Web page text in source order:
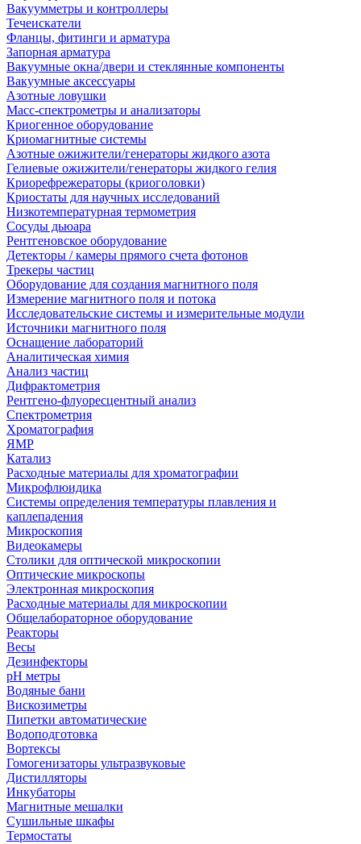
Вакуумметры и контроллеры
Течеискатели
Фланцы, фитинги и арматура
Запорная арматура
Вакуумные окна/двери и стеклянные компоненты
Вакуумные аксессуары
Азотные ловушки
Масс-спектрометры и анализаторы
Криогенное оборудование
Криомагнитные системы
Азотные ожижители/генераторы жидкого азота
Гелиевые ожижители/генераторы жидкого гелия
Криорефрежераторы (криоголовки)
Криостаты для научных исследований
Низкотемпературная термометрия
Сосуды дьюара
Рентгеновское оборудование
Детекторы / камеры прямого счета фотонов
Трекеры частиц
Оборудование для создания магнитного поля
Измерение магнитного поля и потока
Исследовательские системы и измерительные модули
Источники магнитного поля
Оснащение лабораторий
Аналитическая химия
Анализ частиц
Дифрактометрия
Рентгено-флуоресцентный анализ
Спектрометрия
Хроматография
ЯМР
Катализ
Расходные материалы для хроматографии
Микрофлюидика
Системы определения температуры плавления и
каплепадения
Микроскопия
Видеокамеры
Столики для оптической микроскопии
Оптические микроскопы
Электронная микроскопия
Расходные материалы для микроскопии
Общелабораторное оборудование
Реакторы
Весы
Дезинфекторы
рН метры
Водяные бани
Вискозиметры
Пипетки автоматические
Водоподготовка
Вортексы
Гомогенизаторы ультразвуковые
Дистилляторы
Инкубаторы
Магнитные мешалки
Сушильные шкафы
Термостаты